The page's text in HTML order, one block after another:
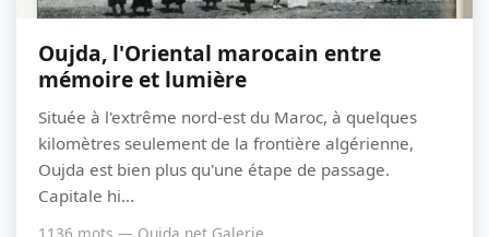
Oujda, l'Oriental marocain entre
mémoire et lumière
Située à l'extrême nord-est du Maroc, à quelques
kilomètres seulement de la frontière algérienne,
Oujda est bien plus qu'une étape de passage.
Capitale hi...